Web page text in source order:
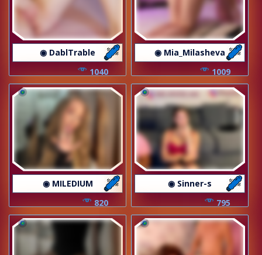
◉ DablTrable
1040
◉ Mia_Milasheva
1009
◉ MILEDIUM
820
◉ Sinner-s
795